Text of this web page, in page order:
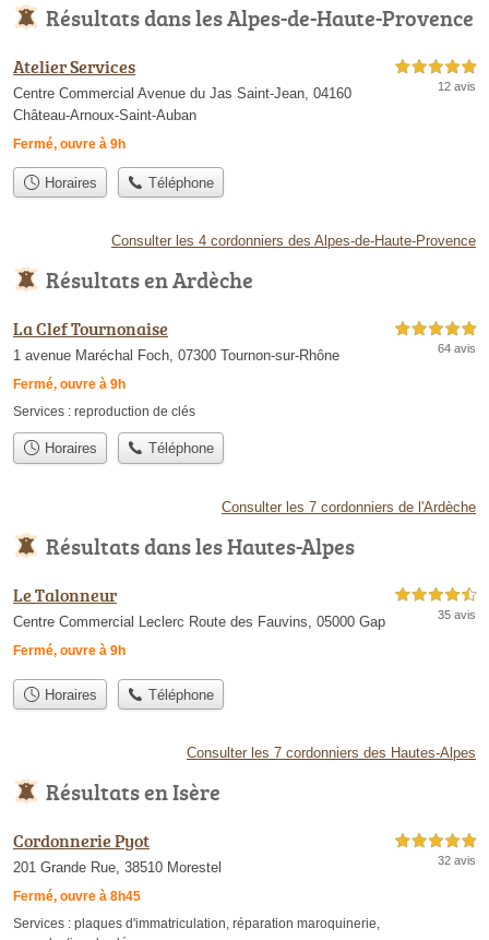
Résultats dans les Alpes-de-Haute-Provence
Atelier Services
Centre Commercial Avenue du Jas Saint-Jean, 04160
Château-Arnoux-Saint-Auban
Fermé, ouvre à 9h
5,0 étoiles sur 5
12 avis
Horaires Téléphone
Consulter les 4 cordonniers des Alpes-de-Haute-Provence
Résultats en Ardèche
La Clef Tournonaise
1 avenue Maréchal Foch, 07300 Tournon-sur-Rhône
Fermé, ouvre à 9h
5,0 étoiles sur 5
64 avis
Services : reproduction de clés
Horaires Téléphone
Consulter les 7 cordonniers de l'Ardèche
Résultats dans les Hautes-Alpes
Le Talonneur
Centre Commercial Leclerc Route des Fauvins, 05000 Gap
Fermé, ouvre à 9h
4,5 étoiles sur 5
35 avis
Horaires Téléphone
Consulter les 7 cordonniers des Hautes-Alpes
Résultats en Isère
Cordonnerie Pyot
201 Grande Rue, 38510 Morestel
Fermé, ouvre à 8h45
5,0 étoiles sur 5
32 avis
Services : plaques d'immatriculation, réparation maroquinerie,